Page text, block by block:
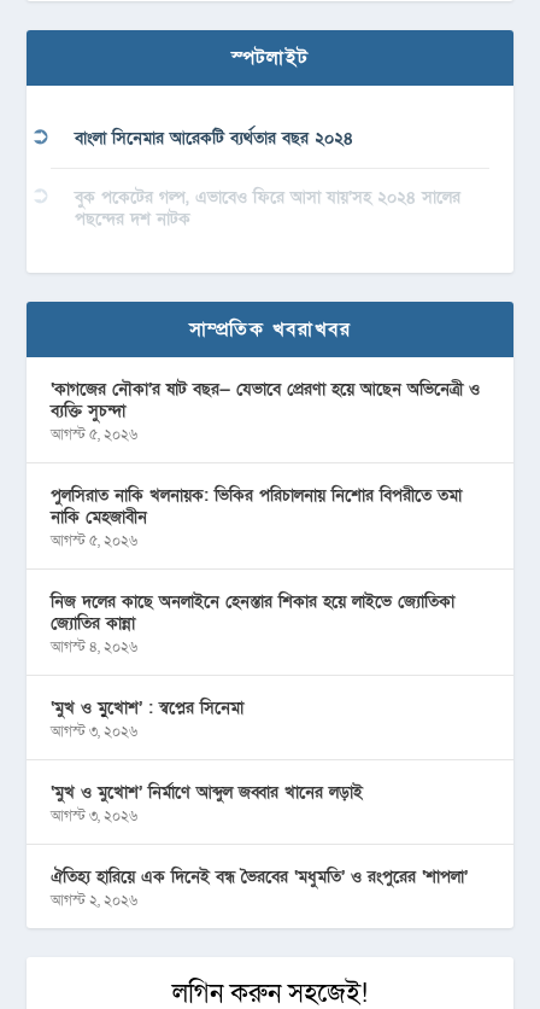
স্পটলাইট
বাংলা সিনেমার আরেকটি ব্যর্থতার বছর ২০২৪
বুক পকেটের গল্প, এভাবেও ফিরে আসা যায়’সহ ২০২৪ সালের
পছন্দের দশ নাটক
সাম্প্রতিক খবরাখবর
‘কাগজের নৌকা’র ষাট বছর— যেভাবে প্রেরণা হয়ে আছেন অভিনেত্রী ও
ব্যক্তি সুচন্দা
আগস্ট ৫, ২০২৬
পুলসিরাত নাকি খলনায়ক: ভিকির পরিচালনায় নিশোর বিপরীতে তমা
নাকি মেহজাবীন
আগস্ট ৫, ২০২৬
নিজ দলের কাছে অনলাইনে হেনস্তার শিকার হয়ে লাইভে জ্যোতিকা
জ্যোতির কান্না
আগস্ট ৪, ২০২৬
‘মুখ ও মু্খোশ’ : স্বপ্নের সিনেমা
আগস্ট ৩, ২০২৬
‘মুখ ও মুখোশ’ নির্মাণে আব্দুল জব্বার খানের লড়াই
আগস্ট ৩, ২০২৬
ঐতিহ্য হারিয়ে এক দিনেই বন্ধ ভৈরবের ‘মধুমতি’ ও রংপুরের ‘শাপলা’
আগস্ট ২, ২০২৬
লগিন করুন সহজেই!